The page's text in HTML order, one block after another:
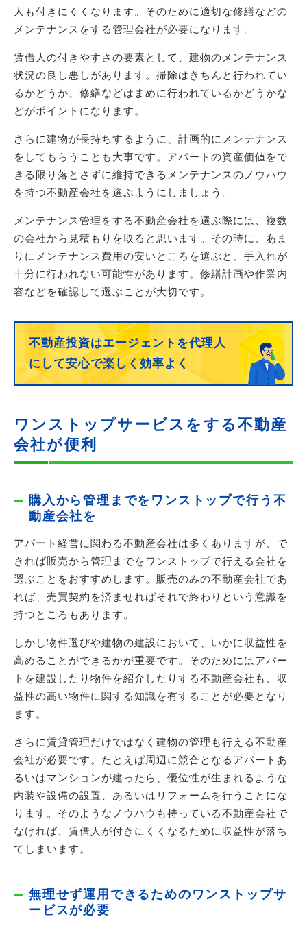
人も付きにくくなります。そのために適切な修繕などの
メンテナンスをする管理会社が必要になります。
賃借人の付きやすさの要素として、建物のメンテナンス
状況の良し悪しがあります。掃除はきちんと行われてい
るかどうか、修繕などはまめに行われているかどうかな
どがポイントになります。
さらに建物が長持ちするように、計画的にメンテナンス
をしてもらうことも大事です。アパートの資産価値をで
きる限り落とさずに維持できるメンテナンスのノウハウ
を持つ不動産会社を選ぶようにしましょう。
メンテナンス管理をする不動産会社を選ぶ際には、複数
の会社から見積もりを取ると思います。その時に、あま
りにメンテナンス費用の安いところを選ぶと、手入れが
十分に行われない可能性があります。修繕計画や作業内
容などを確認して選ぶことが大切です。
不動産投資はエージェントを代理人
にして安心で楽しく効率よく
ワンストップサービスをする不動産
会社が便利
購入から管理までをワンストップで行う不
動産会社を
アパート経営に関わる不動産会社は多くありますが、で
きれば販売から管理までをワンストップで行える会社を
選ぶことをおすすめします。販売のみの不動産会社であ
れば、売買契約を済ませればそれで終わりという意識を
持つところもあります。
しかし物件選びや建物の建設において、いかに収益性を
高めることができるかが重要です。そのためにはアパー
トを建設したり物件を紹介したりする不動産会社も、収
益性の高い物件に関する知識を有することが必要となり
ます。
さらに賃貸管理だけではなく建物の管理も行える不動産
会社が必要です。たとえば周辺に競合となるアパートあ
るいはマンションが建ったら、優位性が生まれるような
内装や設備の設置、あるいはリフォームを行うことにな
ります。そのようなノウハウも持っている不動産会社で
なければ、賃借人が付きにくくなるために収益性が落ち
てしまいます。
無理せず運用できるためのワンストップサ
ービスが必要